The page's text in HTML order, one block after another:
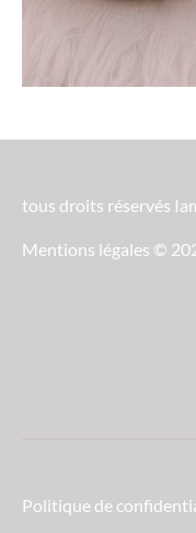
tous droits réservés
Mentions légales ©
Politique de